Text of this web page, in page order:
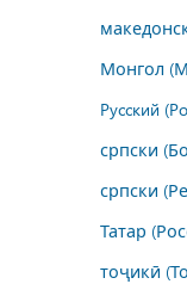
Монгол
Русский
српски
српски
Татар
тоҷикӣ